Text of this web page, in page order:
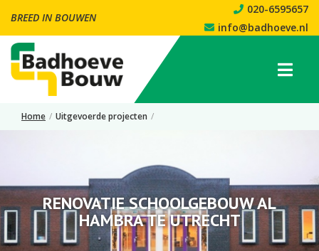
BREED IN BOUWEN
020-6595657
info@badhoeve.nl
Home / Uitgevoerde projecten /
RENOVATIE SCHOOLGEBOUW AL
HAMBRA TE UTRECHT